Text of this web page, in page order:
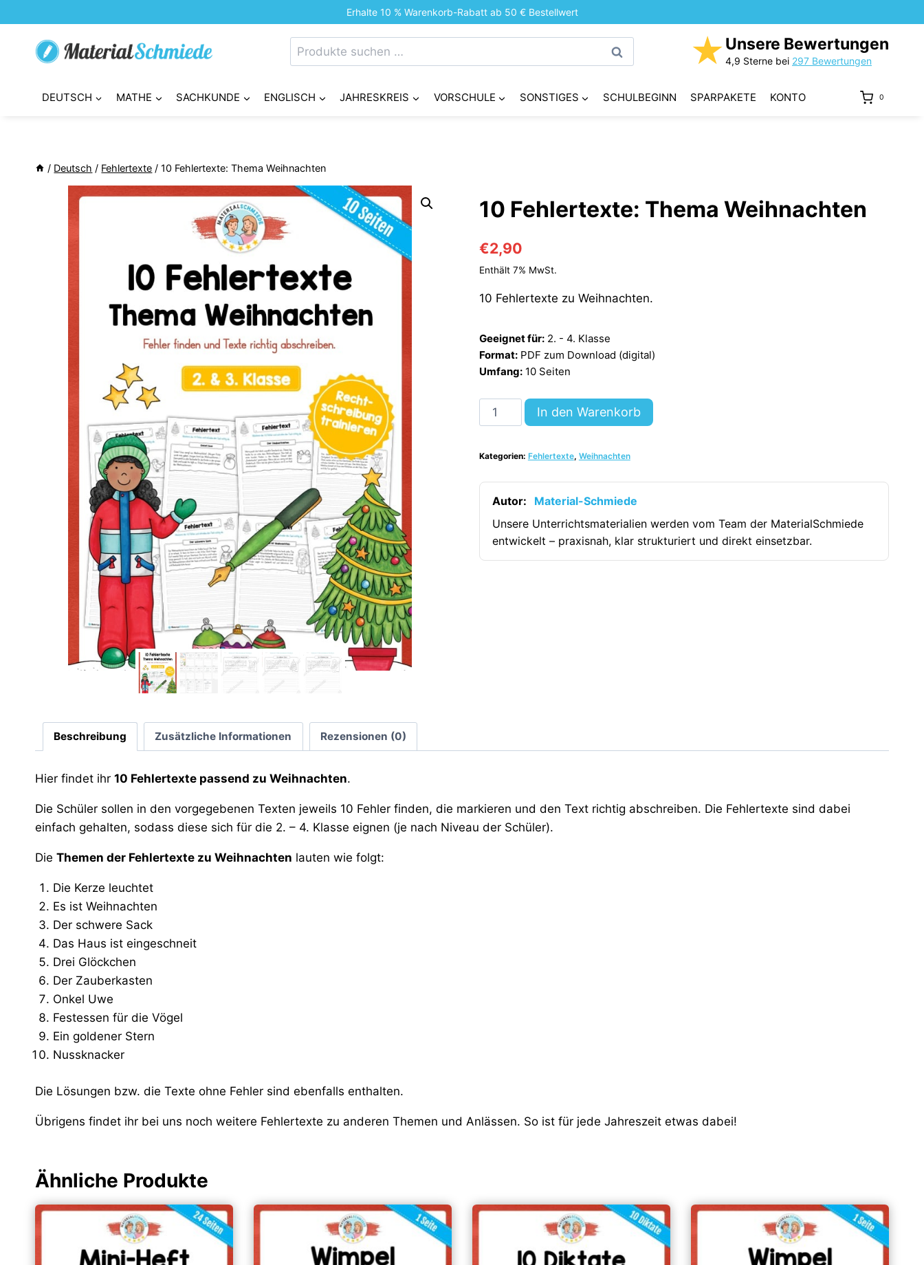
Inhalt
springen
Erhalte 10 % Warenkorb-Rabatt ab 50 € Bestellwert
Suchen
nach:
Suchen ★ Unsere Bewertungen
4,9 Sterne bei 297 Bewertungen
DEUTSCH MATHE SACHKUNDE ENGLISCH JAHRESKREIS VORSCHULE SONSTIGES SCHULBEGINN SPARPAKETE KONTO 0
/ Deutsch / Fehlertexte / 10 Fehlertexte: Thema Weihnachten
10 Fehlertexte: Thema Weihnachten
€2,90
Enthält 7% MwSt.
10 Fehlertexte zu Weihnachten.
Geeignet für: 2. - 4. Klasse
Format: PDF zum Download (digital)
Umfang: 10 Seiten
Fehlertexte:
Weihnachten
[Digital]
Menge
In den Warenkorb
Kategorien: Fehlertexte, Weihnachten
Autor:
Material-Schmiede
Unsere Unterrichtsmaterialien werden vom Team der MaterialSchmiede
entwickelt – praxisnah, klar strukturiert und direkt einsetzbar.
Beschreibung Zusätzliche Informationen Rezensionen (0)
Hier findet ihr 10 Fehlertexte passend zu Weihnachten.
Die Schüler sollen in den vorgegebenen Texten jeweils 10 Fehler finden, die markieren und den Text richtig abschreiben. Die Fehlertexte sind dabei
einfach gehalten, sodass diese sich für die 2. – 4. Klasse eignen (je nach Niveau der Schüler).
Die Themen der Fehlertexte zu Weihnachten lauten wie folgt:
Die Kerze leuchtet
Es ist Weihnachten
Der schwere Sack
Das Haus ist eingeschneit
Drei Glöckchen
Der Zauberkasten
Onkel Uwe
Festessen für die Vögel
Ein goldener Stern
Nussknacker
Die Lösungen bzw. die Texte ohne Fehler sind ebenfalls enthalten.
Übrigens findet ihr bei uns noch weitere Fehlertexte zu anderen Themen und Anlässen. So ist für jede Jahreszeit etwas dabei!
Ähnliche Produkte